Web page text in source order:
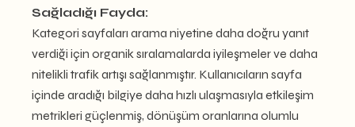
Sağladığı Fayda:
Kategori sayfaları arama niyetine daha doğru yanıt
verdiği için organik sıralamalarda iyileşmeler ve daha
nitelikli trafik artışı sağlanmıştır. Kullanıcıların sayfa
içinde aradığı bilgiye daha hızlı ulaşmasıyla etkileşim
metrikleri güçlenmiş, dönüşüm oranlarına olumlu